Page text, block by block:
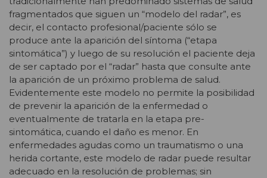
fragmentados que siguen un “modelo del radar”, es
decir, el contacto profesional/paciente sólo se
produce ante la aparición del síntoma (“etapa
sintomática”) y luego de su resolución el paciente deja
de ser captado por el “radar” hasta que consulte ante
la aparición de un próximo problema de salud.
Evidentemente este modelo no permite la posibilidad
de prevenir la aparición de la enfermedad o
eventualmente de tratarla en la etapa pre-
sintomática, cuando el daño es menor. En
enfermedades agudas como un traumatismo o una
herida cortante, este modelo de radar puede resultar
adecuado en la resolución de problemas; sin